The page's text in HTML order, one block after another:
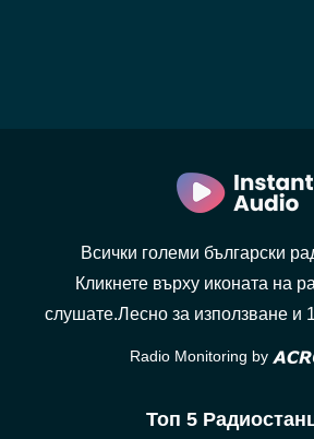
Всички големи български
Кликнете върху иконата на
слушате.Лесно за използване и
Radio Monitoring by
Топ 5